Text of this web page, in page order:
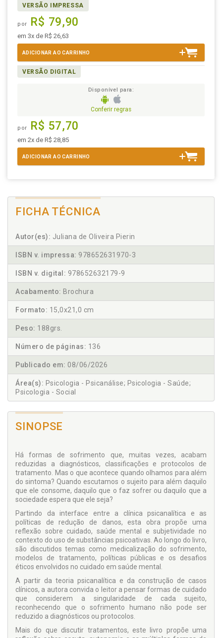
VERSÃO IMPRESSA
por R$ 79,90
em 3x de R$ 26,63
ADICIONAR AO CARRINHO
VERSÃO DIGITAL
Disponível para:
Conferir regras
por R$ 57,70
em 2x de R$ 28,85
ADICIONAR AO CARRINHO
FICHA TÉCNICA
Autor(es): Juliana de Oliveira Pierin
ISBN v. impressa: 978652631970-3
ISBN v. digital: 978652632179-9
Acabamento: Brochura
Formato: 15,0x21,0 cm
Peso: 188grs.
Número de páginas: 136
Publicado em: 08/06/2026
Área(s): Psicologia - Psicanálise; Psicologia - Saúde;
Psicologia - Social
SINOPSE
Há formas de sofrimento que, muitas vezes, acabam
reduzidas a diagnósticos, classificações e protocolos de
tratamento. Mas o que acontece quando olhamos para além
do sintoma? Quando escutamos o sujeito para além daquilo
que ele consome, daquilo que o faz sofrer ou daquilo que a
sociedade espera que ele seja?
Partindo da interface entre a clínica psicanalítica e as
políticas de redução de danos, esta obra propõe uma
reflexão sobre cuidado, saúde mental e subjetividade no
contexto do uso de substâncias psicoativas. Ao longo do livro,
são discutidos temas como medicalização do sofrimento,
modelos de tratamento, políticas públicas e os desafios
éticos envolvidos no cuidado em saúde mental.
A partir da teoria psicanalítica e da construção de casos
clínicos, a autora convida o leitor a pensar formas de cuidado
que considerem a singularidade de cada sujeito,
reconhecendo que o sofrimento humano não pode ser
reduzido a diagnósticos ou protocolos.
Mais do que discutir tratamentos, este livro propõe uma